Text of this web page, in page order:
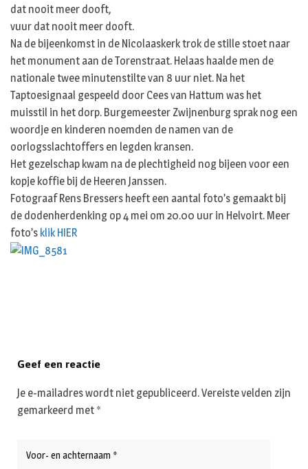
dat nooit meer dooft,
vuur dat nooit meer dooft.
Na de bijeenkomst in de Nicolaaskerk trok de stille stoet naar
het monument aan de Torenstraat. Helaas haalde men de
nationale twee minutenstilte van 8 uur niet. Na het
Taptoesignaal gespeeld door Cees van Hattum was het
muisstil in het dorp. Burgemeester Zwijnenburg sprak nog een
woordje en kinderen noemden de namen van de
oorlogsslachtoffers en legden kransen.
Het gezelschap kwam na de plechtigheid nog bijeen voor een
kopje koffie bij de Heeren Janssen.
Fotograaf Rens Bressers heeft een aantal foto’s gemaakt bij
de dodenherdenking op 4 mei om 20.00 uur in Helvoirt. Meer
foto’s klik HIER
Geef een reactie
Je e-mailadres wordt niet gepubliceerd.Vereiste velden zijn
gemarkeerd met *